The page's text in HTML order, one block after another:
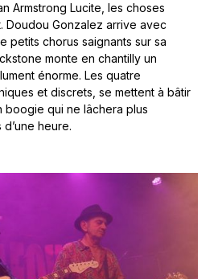
Armstrong Lucite, les choses
Doudou Gonzalez arrive avec
petits chorus saignants sur sa
monte en chantilly un
énorme. Les quatre
et discrets, se mettent à bâtir
boogie qui ne lâchera plus
heure.